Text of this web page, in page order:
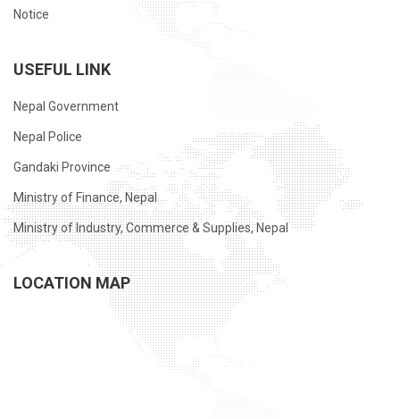
Notice
USEFUL LINK
Nepal Government
Nepal Police
Gandaki Province
Ministry of Finance, Nepal
Ministry of Industry, Commerce & Supplies, Nepal
LOCATION MAP